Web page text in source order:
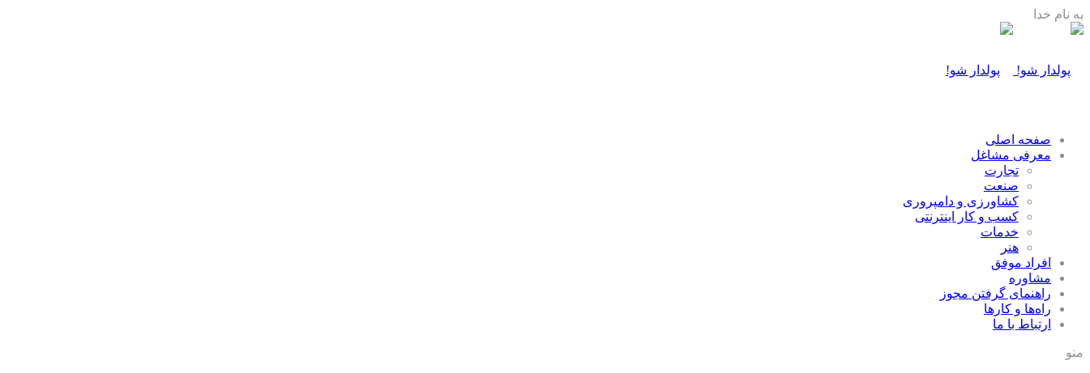
به نام خدا
صفحه اصلی
معرفی مشاغل
تجارت
صنعت
كشاورزی و دامپروری
كسب و كار اينترنتی
خدمات
هنر
افراد موفق
مشاوره
راهنمای گرفتن مجوز
راه‌ها و كارها
ارتباط با ما
منو